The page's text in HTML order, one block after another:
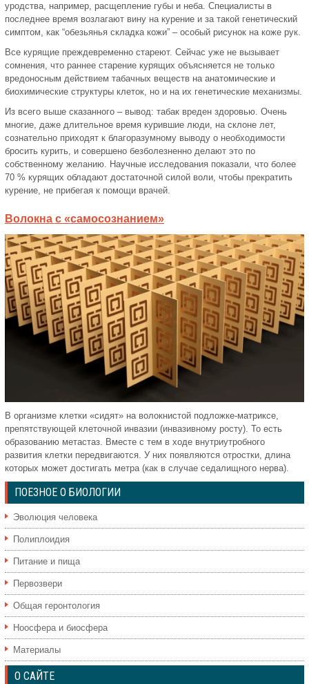
уродства, например, расщепление губы и неба. Специалисты в
последнее время возлагают вину на курение и за такой генетический
симптом, как “обезьянья складка кожи” – особый рисунок на коже рук.
Все курящие преждевременно стареют. Сейчас уже не вызывает
сомнения, что раннее старение курящих объясняется не только
вредоносным действием табачных веществ на анатомические и
биохимические структуры клеток, но и на их генетические механизмы.
Из всего выше сказанного – вывод: табак вреден здоровью. Очень
многие, даже длительное время курившие люди, на склоне лет,
сознательно приходят к благоразумному выводу о необходимости
бросить курить, и совершено безболезненно делают это по
собственному желанию. Научные исследования показали, что более
70 % курящих обладают достаточной силой воли, чтобы прекратить
курение, не прибегая к помощи врачей.
Волокна с «самосознанием»
В организме клетки «сидят» на волокнистой подложке-матриксе,
препятствующей клеточной инвазии (инвазивному росту). То есть
образованию метастаз. Вместе с тем в ходе внутриутробного
развития клетки передвигаются. У них появляются отростки, длина
которых может достигать метра (как в случае седалищного нерва).
ПОЕЗНОЕ О БИОЛОГИИ
Эволюция человека
Полиплоидия
Питание и пища
Первозвери
Общая геронтология
Ноосфера и биосфера
Материалы
О САЙТЕ